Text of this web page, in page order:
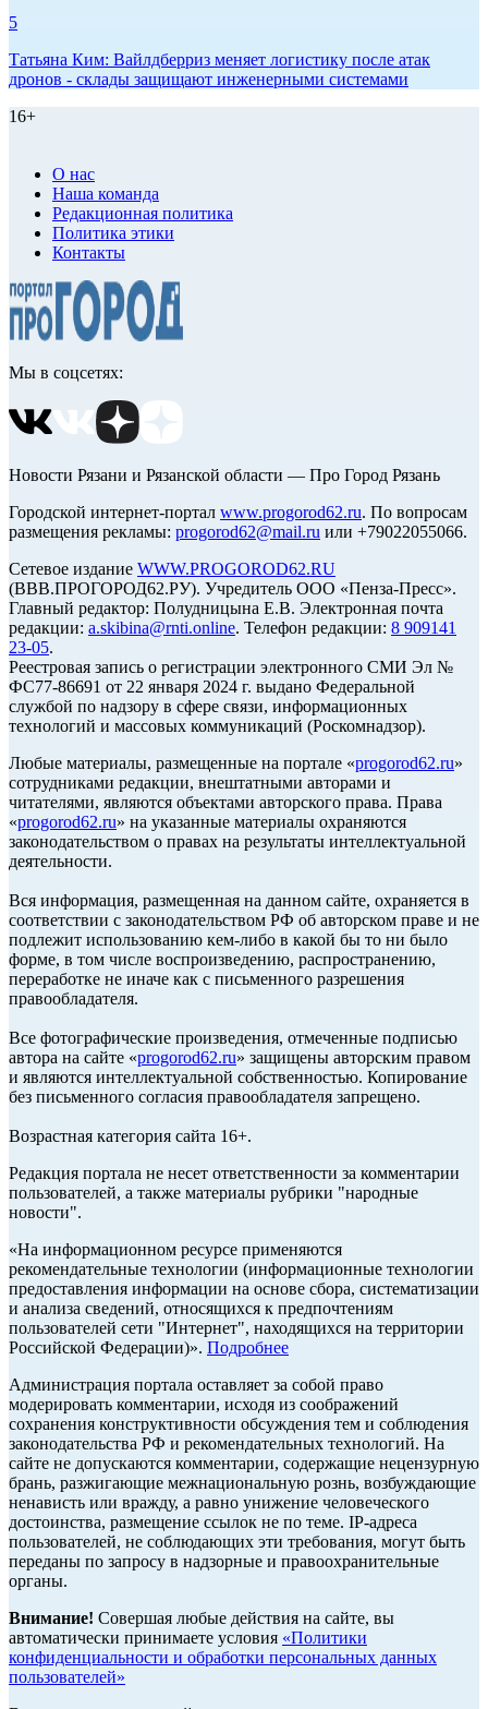
5
Татьяна Ким: Вайлдберриз меняет логистику после атак
дронов - склады защищают инженерными системами
16+
О нас
Наша команда
Редакционная политика
Политика этики
Контакты
Мы в соцсетях:
Новости Рязани и Рязанской области — Про Город Рязань
Городской интернет-портал www.progorod62.ru. По вопросам
размещения рекламы: progorod62@mail.ru или +79022055066.
Сетевое издание WWW.PROGOROD62.RU
(ВВВ.ПРОГОРОД62.РУ). Учредитель ООО «Пенза-Пресс».
Главный редактор: Полудницына Е.В. Электронная почта
редакции: a.skibina@rnti.online. Телефон редакции: 8 909141
23-05.
Реестровая запись о регистрации электронного СМИ Эл №
ФС77-86691 от 22 января 2024 г. выдано Федеральной
службой по надзору в сфере связи, информационных
технологий и массовых коммуникаций (Роскомнадзор).
Любые материалы, размещенные на портале «progorod62.ru»
сотрудниками редакции, внештатными авторами и
читателями, являются объектами авторского права. Права
«progorod62.ru» на указанные материалы охраняются
законодательством о правах на результаты интеллектуальной
деятельности.
Вся информация, размещенная на данном сайте, охраняется в
соответствии с законодательством РФ об авторском праве и не
подлежит использованию кем-либо в какой бы то ни было
форме, в том числе воспроизведению, распространению,
переработке не иначе как с письменного разрешения
правообладателя.
Все фотографические произведения, отмеченные подписью
автора на сайте «progorod62.ru» защищены авторским правом
и являются интеллектуальной собственностью. Копирование
без письменного согласия правообладателя запрещено.
Возрастная категория сайта 16+.
Редакция портала не несет ответственности за комментарии
пользователей, а также материалы рубрики "народные
новости".
«На информационном ресурсе применяются
рекомендательные технологии (информационные технологии
предоставления информации на основе сбора, систематизации
и анализа сведений, относящихся к предпочтениям
пользователей сети "Интернет", находящихся на территории
Российской Федерации)». Подробнее
Администрация портала оставляет за собой право
модерировать комментарии, исходя из соображений
сохранения конструктивности обсуждения тем и соблюдения
законодательства РФ и рекомендательных технологий. На
сайте не допускаются комментарии, содержащие нецензурную
брань, разжигающие межнациональную рознь, возбуждающие
ненависть или вражду, а равно унижение человеческого
достоинства, размещение ссылок не по теме. IP-адреса
пользователей, не соблюдающих эти требования, могут быть
переданы по запросу в надзорные и правоохранительные
органы.
Внимание! Совершая любые действия на сайте, вы
автоматически принимаете условия «Политики
конфиденциальности и обработки персональных данных
пользователей»